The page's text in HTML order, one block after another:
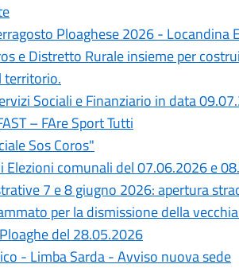
Ploaghese 2026 - Locandina
e Distretto Rurale insieme per
territorio.
Sociali e Finanziario in data
– FAre Sport Tutti
Sos Coros"
comunali del 07.06.2026 e
7 e 8 giugno 2026: apertura
per la dismissione della
del 28.05.2026
- Limba Sarda - Avviso nuova sede